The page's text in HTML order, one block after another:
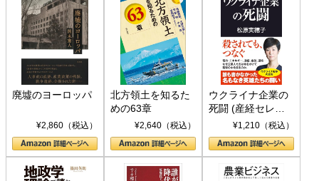
廃墟のヨーロッパ
¥2,860（税込）
北方領土を知るた
めの63章
¥2,640（税込）
ウクライナ企業の
死闘 (産経セレク
ト S 039)¥1,210（税込）